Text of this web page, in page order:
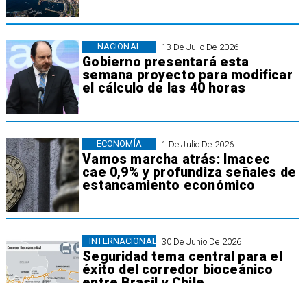
13 De Julio De 2026
Gobierno presentará esta
semana proyecto para modificar
el cálculo de las 40 horas
NACIONAL
1 De Julio De 2026
Vamos marcha atrás: Imacec
cae 0,9% y profundiza señales de
estancamiento económico
ECONOMÍA
30 De Junio De 2026
Seguridad tema central para el
éxito del corredor bioceánico
INTERNACIONAL